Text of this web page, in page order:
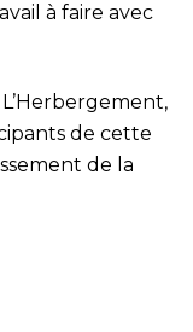
à faire avec
de cette
de la